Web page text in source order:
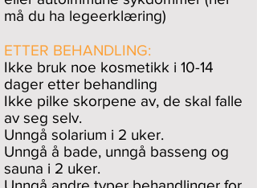
må du ha legeerklæring)
ETTER BEHANDLING:
​Ikke bruk noe kosmetikk i 10-14
dager etter behandling
Ikke pilke skorpene av, de skal falle
av seg selv.
Unngå solarium i 2 uker.
Unngå å bade, unngå basseng og
sauna i 2 uker.